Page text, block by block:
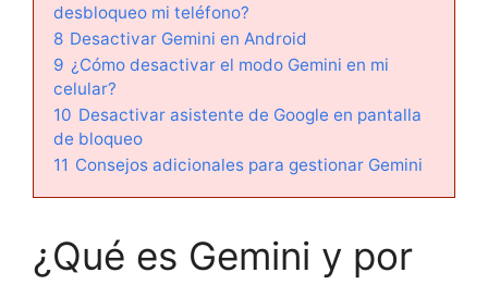
desbloqueo mi teléfono?
8 Desactivar Gemini en Android
9 ¿Cómo desactivar el modo Gemini en mi
celular?
10 Desactivar asistente de Google en pantalla
de bloqueo
11 Consejos adicionales para gestionar Gemini
¿Qué es Gemini y por